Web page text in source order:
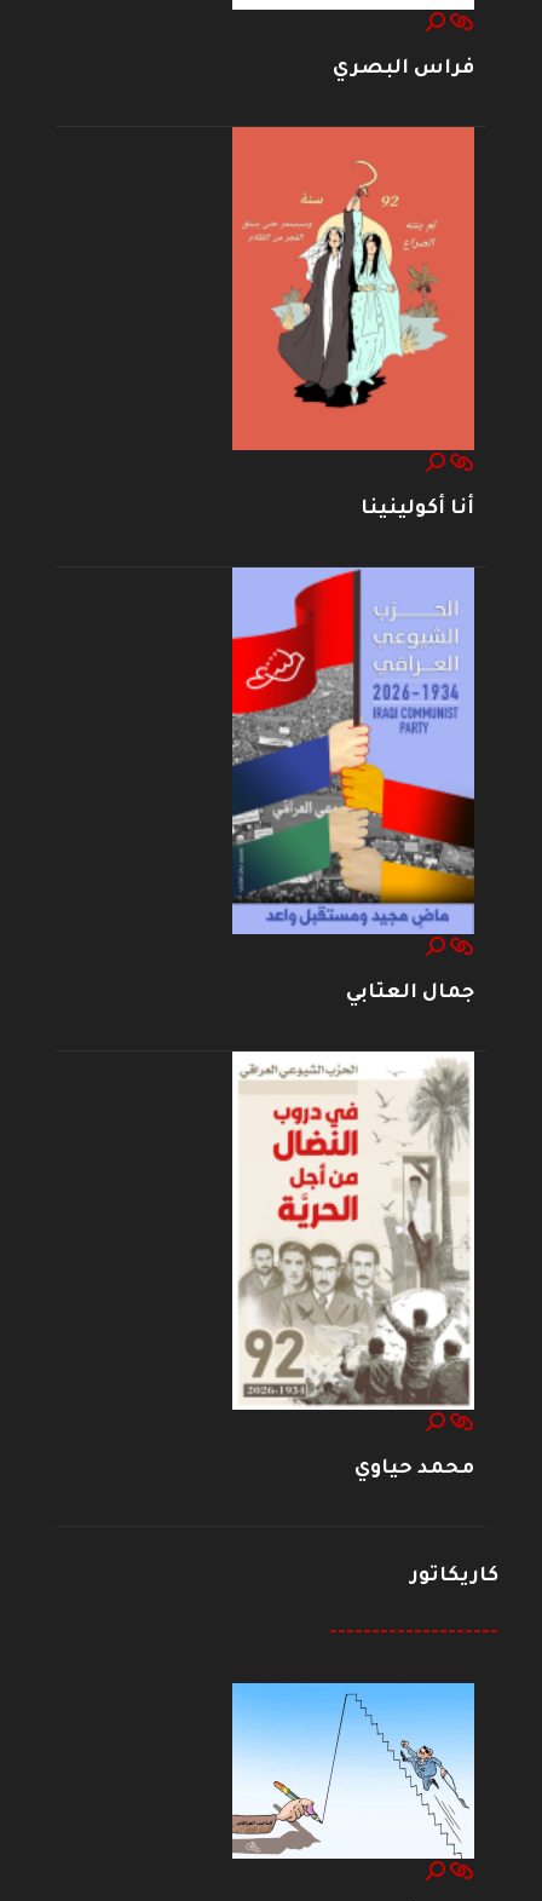
فراس البصري
أنا أكولينينا
جمال العتابي
محمد حياوي
كاريكاتور
--------------------